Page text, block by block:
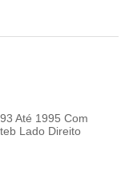
Até 1995 Com
Lado Direito